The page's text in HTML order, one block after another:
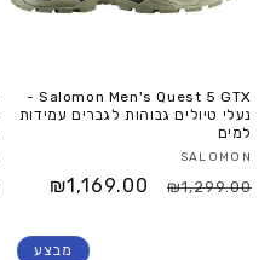
Salomon Men's Quest 5 GTX -
נעלי טיולים גבוהות לגברים עמידות
למים
SALOMON
₪1,299.00
₪1,169.00
מבצע